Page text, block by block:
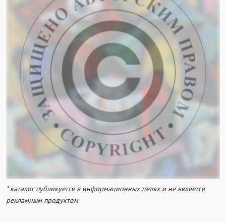
* каталог публикуется в информационных целях и не является
рекламным продуктом